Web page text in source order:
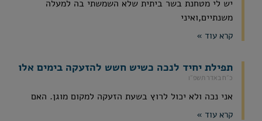
יש לי מטחנת בשר ביתית שלא השמשתי בה למעלה
משנתיים,ואיני
קרא עוד »
תפילת יחיד לנכה כשיש חשש להזעקה בימים אלו
כ״ח באדר תשפ״ו
אני נכה ולא יכול לרוץ בשעת הזעקה למקום מוגן. האם
קרא עוד »